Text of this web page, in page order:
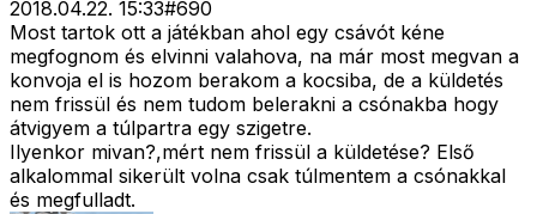
2018.04.22. 15:33#690
Most tartok ott a játékban ahol egy csávót kéne
megfognom és elvinni valahova, na már most megvan a
konvoja el is hozom berakom a kocsiba, de a küldetés
nem frissül és nem tudom belerakni a csónakba hogy
átvigyem a túlpartra egy szigetre.
Ilyenkor mivan?,mért nem frissül a küldetése? Első
alkalommal sikerült volna csak túlmentem a csónakkal
és megfulladt.